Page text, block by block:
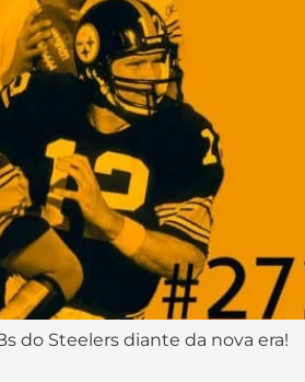
do Steelers diante da nova era!